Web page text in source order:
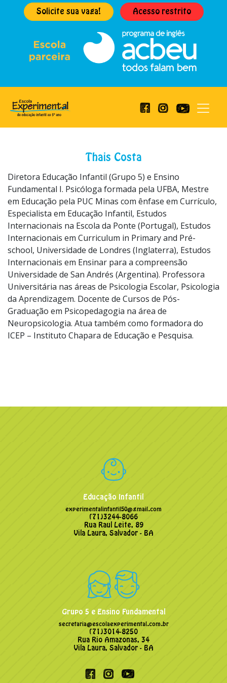
Solicite sua vaga! Acesso restrito
Thais Costa
Diretora Educação Infantil (Grupo 5) e Ensino
Fundamental I. Psicóloga formada pela UFBA, Mestre
em Educação pela PUC Minas com ênfase em Currículo,
Especialista em Educação Infantil, Estudos
Internacionais na Escola da Ponte (Portugal), Estudos
Internacionais em Curriculum in Primary and Pré-
school, Universidade de Londres (Inglaterra), Estudos
Internacionais em Ensinar para a compreensão
Universidade de San Andrés (Argentina). Professora
Universitária nas áreas de Psicologia Escolar, Psicologia
da Aprendizagem. Docente de Cursos de Pós-
Graduação em Psicopedagogia na área de
Neuropsicologia. Atua também como formadora do
ICEP – Instituto Chapara de Educação e Pesquisa.
Educação Infantil
experimentalinfantil50@gmail.com
(71)3244-8066
Rua Raul Leite, 89
Vila Laura, Salvador - BA
Grupo 5 e Ensino Fundamental
secretaria@escolaexperimental.com.br
(71)3014-8250
Rua Rio Amazonas, 34
Vila Laura, Salvador - BA